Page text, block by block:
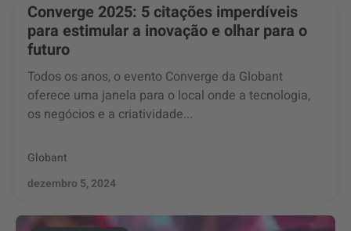
Converge 2025: 5 citações imperdíveis
para estimular a inovação e olhar para o
futuro
Todos os anos, o evento Converge da Globant
oferece uma janela para o local onde a tecnologia,
os negócios e a criatividade...
Globant
dezembro 5, 2024